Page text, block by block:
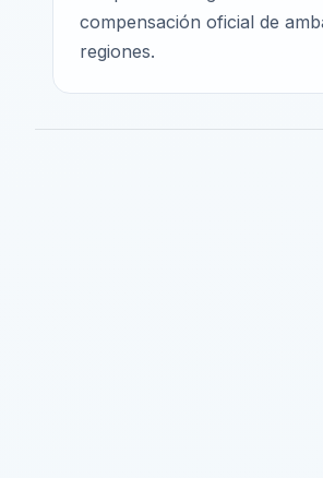
compensación oficial de
regiones.